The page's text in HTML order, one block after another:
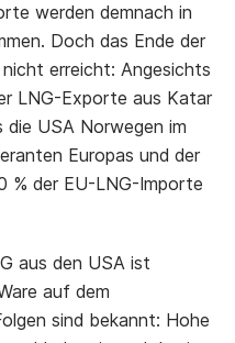
werden demnach in
Doch das Ende der
erreicht: Angesichts
LNG-Exporte aus Katar
USA Norwegen im
Europas und der
% der EU-LNG-Importe
aus den USA ist
auf dem
sind bekannt: Hohe